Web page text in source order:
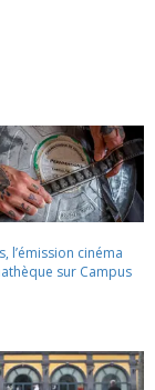
l’émission cinéma
sur Campus